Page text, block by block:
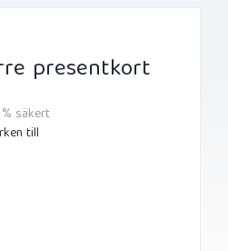
presentkort
säkert
till